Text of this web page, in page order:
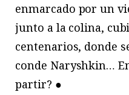
enmarcado por un
junto a la colina,
centenarios, donde
conde Naryshkin…
partir? ●